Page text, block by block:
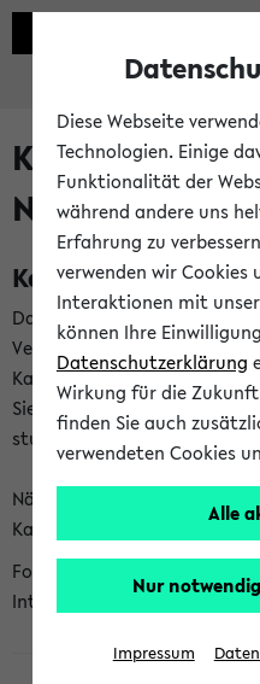
Newsfeeds
Das eKVV bietet Ihnen die
Veranstaltungstermine in
Kalenderanwendungen
Sie einen gemeinsamen
studienbezogenen Termine
Näheres zu Vorteilen und
Kalenderintegration können
Folgende Kalender bietet
Integration an:
Diese Webseite
Technologien. Einige
Funktionalität der
während andere uns
Erfahrung zu
verwenden wir
Interaktionen mit
können Ihre
Datenschutzerklärung
Wirkung für die
finden Sie auch
verwendeten Cookies
Alle
Nur
Impressum